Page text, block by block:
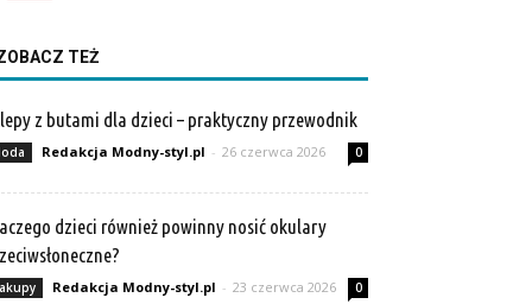
TEŻ
z butami dla dzieci – praktyczny przewodnik
Redakcja Modny-styl.pl - 26 czerwca 2026 0
dzieci również powinny nosić okulary
Redakcja Modny-styl.pl - 23 czerwca 2026 0